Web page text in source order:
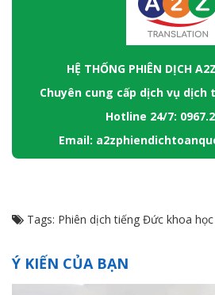
HỆ THỐNG PHIÊN DỊCH
Chuyên cung cấp dịch vụ
Hotline 24/7:
Email:
Tags: Phiên dịch tiếng Đức khoa
Ý KIẾN CỦA BẠN